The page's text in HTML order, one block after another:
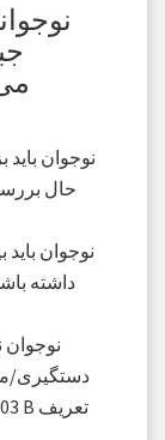
نوجوان
حال
داشته
نوجوان
دستگیری/